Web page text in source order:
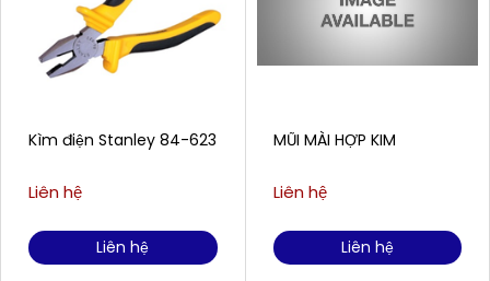
Kìm điện Stanley 84-623
Liên hệ
Liên hệ
MŨI MÀI HỢP KIM
Liên hệ
Liên hệ